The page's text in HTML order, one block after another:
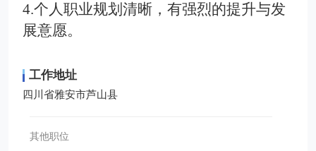
4.个人职业规划清晰，有强烈的提升与发
展意愿。
工作地址
四川省雅安市芦山县
其他职位